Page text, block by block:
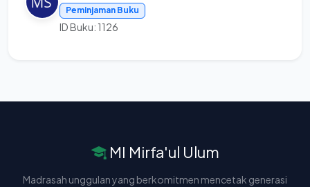
Peminjaman Buku
ID Buku: 1126
MI Mirfa'ul Ulum
Madrasah unggulan yang berkomitmen mencetak generasi